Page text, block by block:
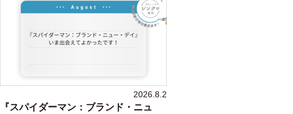
2026.8.2
『スパイダーマン：ブランド・ニュ